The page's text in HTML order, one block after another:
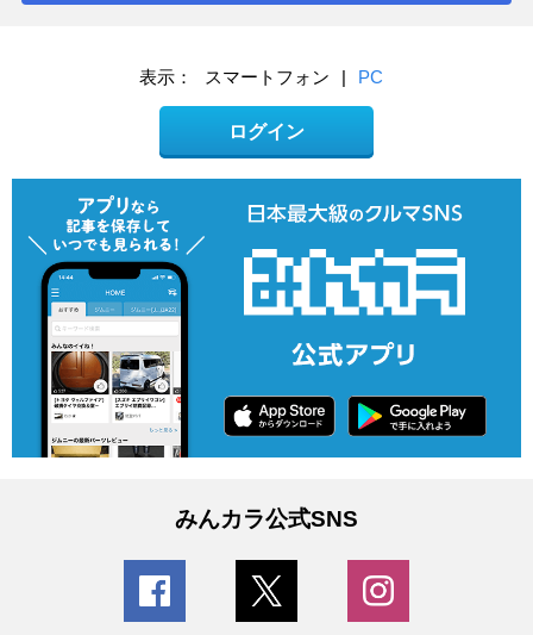
表示： スマートフォン | PC
ログイン
みんカラ公式SNS